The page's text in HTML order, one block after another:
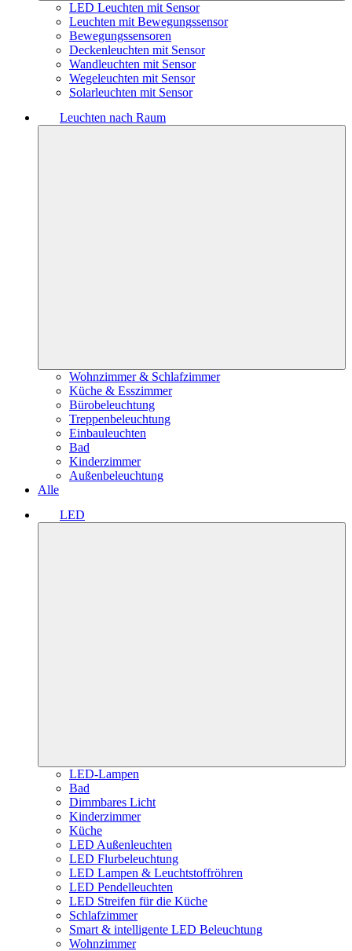
LED Leuchten mit Sensor
Leuchten mit Bewegungssensor
Bewegungssensoren
Deckenleuchten mit Sensor
Wandleuchten mit Sensor
Wegeleuchten mit Sensor
Solarleuchten mit Sensor
Leuchten nach Raum
Wohnzimmer & Schlafzimmer
Küche & Esszimmer
Bürobeleuchtung
Treppenbeleuchtung
Einbauleuchten
Bad
Kinderzimmer
Außenbeleuchtung
Alle
LED
LED-Lampen
Bad
Dimmbares Licht
Kinderzimmer
Küche
LED Außenleuchten
LED Flurbeleuchtung
LED Lampen & Leuchtstoffröhren
LED Pendelleuchten
LED Streifen für die Küche
Schlafzimmer
Smart & intelligente LED Beleuchtung
Wohnzimmer